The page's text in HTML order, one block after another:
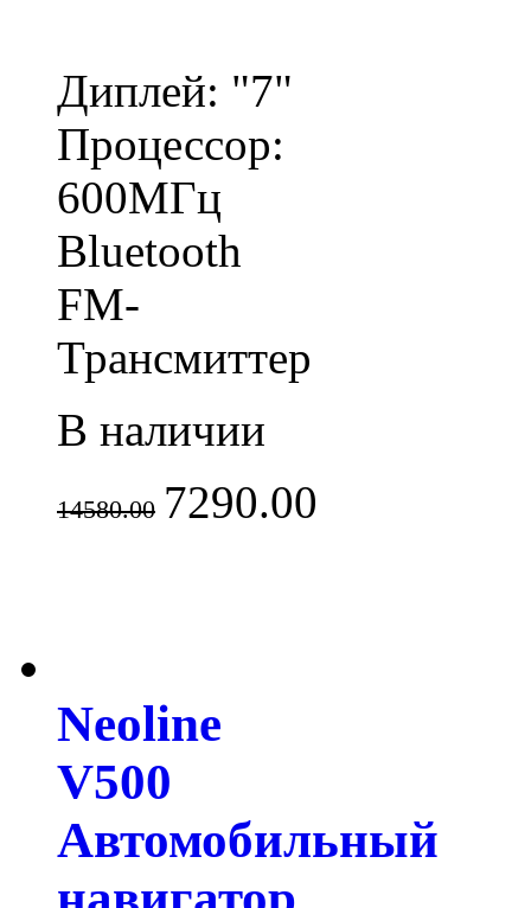
Диплей: "7"
Процессор:
600МГц
Bluetooth
FM-
Трансмиттер
В наличии
14580.00 7290.00
Neoline
V500
Автомобильный